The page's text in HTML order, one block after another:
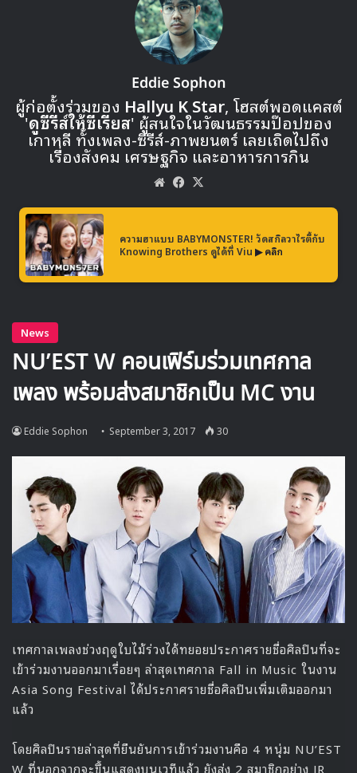
▶ คลิกดูสัมภาษณ์พิเศษ
โดย 10 อันดับแรกของวาไรตี้สตาร์ประจำเดือน กันยายน ได้แก่
3 พัคมยองซู
4 คิมจงกุก
5 ซอจางฮุน
6 อีซูกึน
7 พัคนาแร
8 คิมกอนโม
10 คุิมจุนโฮ
Eddie Sophon
ผู้ก่อตั้งร่วมของ Hallyu K Star, โฮสต์พอดแคสต์
'ดูซีรีส์ให้ซีเรียส' ผู้สนใจในวัฒนธรรมป๊อปของ
เกาหลี ทั้งเพลง-ซีรีส์-ภาพยนตร์ เลยเถิดไปถึง
เรื่องสังคม เศรษฐกิจ และอาหารการกิน
WebsiteFacebook
ความฮาแบบ BABYMONSTER! วัดสกิลวาไรตี้กับ
Knowing Brothers ดูได้ที่ Viu ▶ คลิก